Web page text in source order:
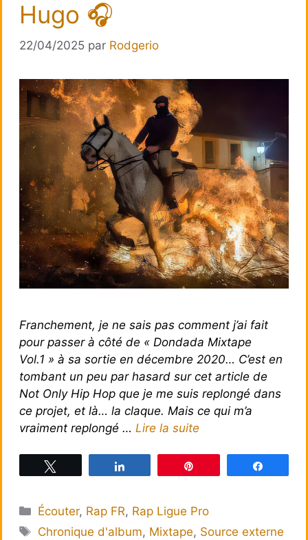
Hugo 🎧
22/04/2025 par Rodgerio
Franchement, je ne sais pas comment j’ai fait
pour passer à côté de « Dondada Mixtape
Vol.1 » à sa sortie en décembre 2020… C’est en
tombant un peu par hasard sur cet article de
Not Only Hip Hop que je me suis replongé dans
ce projet, et là… la claque. Mais ce qui m’a
vraiment replongé … Lire la suite
Catégories
Écouter, Rap FR, Rap Ligue Pro
Étiquettes
Chronique d'album, Mixtape, Source externe